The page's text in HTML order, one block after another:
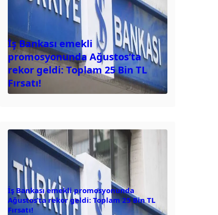
İş Bankası emekli
promosyonunda Ağustos’ta
rekor geldi: Toplam 25 Bin TL
Fırsatı!
İş Bankası emekli promosyonunda
Ağustos’ta rekor geldi: Toplam 25 Bin TL
Fırsatı!